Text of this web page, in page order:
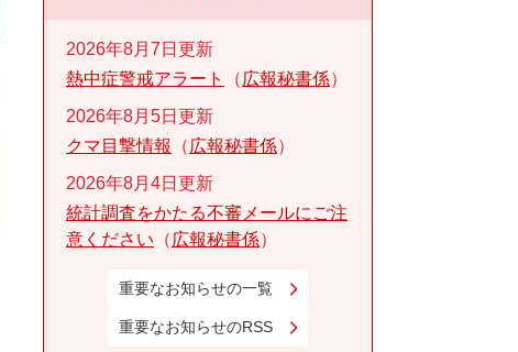
2026年8月7日更新
熱中症警戒アラート
広報秘書係
2026年8月5日更新
クマ目撃情報
広報秘書係
2026年8月4日更新
統計調査をかたる不審メールにご注
意ください
広報秘書係
重要なお知らせの一覧
重要なお知らせのRSS